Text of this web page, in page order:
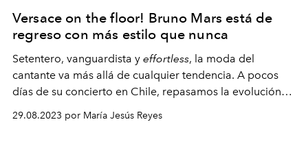
Versace on the floor! Bruno Mars está de
regreso con más estilo que nunca
Setentero, vanguardista y effortless, la moda del
cantante va más allá de cualquier tendencia. A pocos
días de su concierto en Chile, repasamos la evolución
día de hoy tienen más de mil millones de
29.08.2023 por María Jesús Reyes